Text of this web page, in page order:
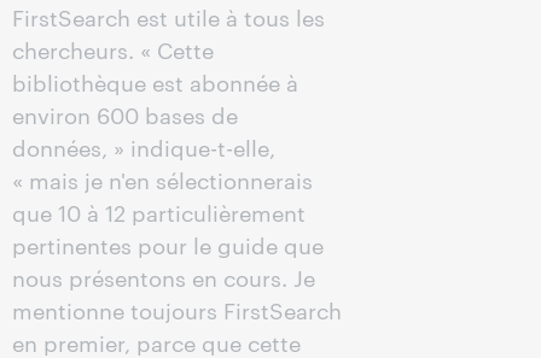
FirstSearch est utile à tous les
chercheurs. « Cette
bibliothèque est abonnée à
environ 600 bases de
données, » indique-t-elle,
« mais je n'en sélectionnerais
que 10 à 12 particulièrement
pertinentes pour le guide que
nous présentons en cours. Je
mentionne toujours FirstSearch
en premier, parce que cette